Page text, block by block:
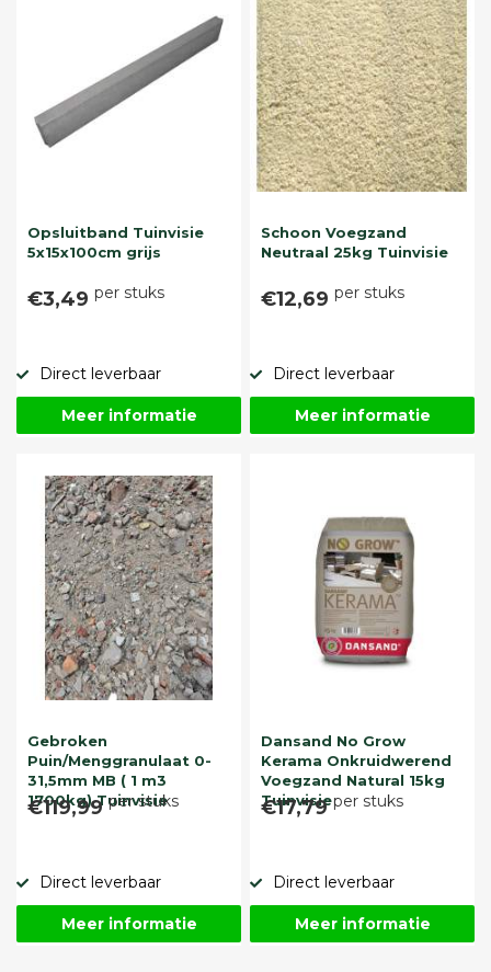
Opsluitband Tuinvisie
5x15x100cm grijs
€3,49 per stuks
Direct leverbaar
Meer informatie
Schoon Voegzand
Neutraal 25kg Tuinvisie
€12,69 per stuks
Direct leverbaar
Meer informatie
Gebroken
Puin/Menggranulaat 0-
31,5mm MB ( 1 m3
1700kg) Tuinvisie
€119,99 per stuks
Direct leverbaar
Meer informatie
Dansand No Grow
Kerama Onkruidwerend
Voegzand Natural 15kg
Tuinvisie
€17,79per stuks
Direct leverbaar
Meer informatie